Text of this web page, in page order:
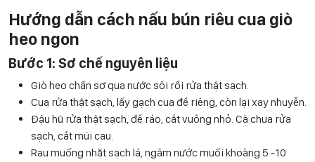
Hướng dẫn cách nấu bún riêu cua giò
heo ngon
Bước 1: Sơ chế nguyên liệu
Giò heo chần sơ qua nước sôi rồi rửa thật sạch.
Cua rửa thật sạch, lấy gạch cua để riêng, còn lại xay nhuyễn.
Đậu hũ rửa thật sạch, để ráo, cắt vuông nhỏ. Cà chua rửa
sạch, cắt múi cau.
Rau muống nhặt sạch lá, ngâm nước muối khoàng 5 -10